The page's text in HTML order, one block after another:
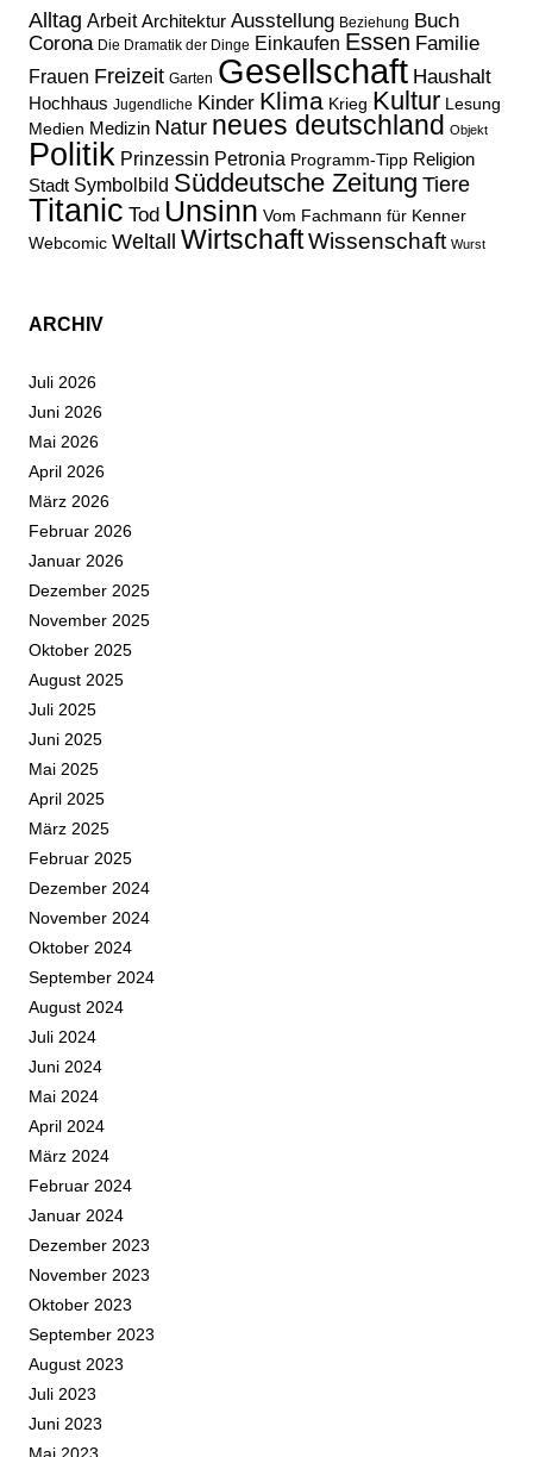
Alltag Arbeit Architektur Ausstellung Beziehung Buch
Corona Die Dramatik der Dinge Einkaufen Essen Familie
Frauen Freizeit Garten Gesellschaft Haushalt
Hochhaus Jugendliche Kinder Klima Krieg Kultur Lesung
Medien Medizin Natur neues deutschland Objekt
Politik Prinzessin Petronia Programm-Tipp Religion
Stadt Symbolbild Süddeutsche Zeitung Tiere
Titanic Tod Unsinn Vom Fachmann für Kenner
Webcomic Weltall WirtschaftWissenschaft Wurst
ARCHIV
Juli 2026
Juni 2026
Mai 2026
April 2026
März 2026
Februar 2026
Januar 2026
Dezember 2025
November 2025
Oktober 2025
August 2025
Juli 2025
Juni 2025
Mai 2025
April 2025
März 2025
Februar 2025
Dezember 2024
November 2024
Oktober 2024
September 2024
August 2024
Juli 2024
Juni 2024
Mai 2024
April 2024
März 2024
Februar 2024
Januar 2024
Dezember 2023
November 2023
Oktober 2023
September 2023
August 2023
Juli 2023
Juni 2023